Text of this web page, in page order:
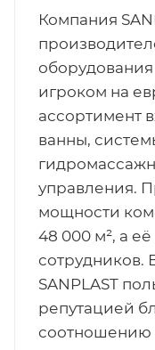
Компания
игроком на
ассортимент
ванны,
управления.
мощности
48 000 м², а
сотрудников.
SANPLAST
репутацией
соотношению